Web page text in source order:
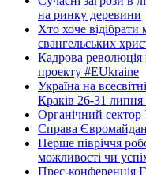
на ринку деревини
Хто хоче
євангельських
Кадрова революція
проекту #EUkraine
Україна на
Краків 26-31 липня
Органічний сектор
Справа
Перше півріччя
можливості чи
Прес-конференція